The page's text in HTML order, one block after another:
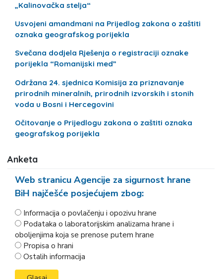
„Kalinovačka stelja“
Usvojeni amandmani na Prijedlog zakona o zaštiti
oznaka geografskog porijekla
Svečana dodjela Rješenja o registraciji oznake
porijekla “Romanijski med”
Održana 24. sjednica Komisija za priznavanje
prirodnih mineralnih, prirodnih izvorskih i stonih
voda u Bosni i Hercegovini
Očitovanje o Prijedlogu zakona o zaštiti oznaka
geografskog porijekla
Anketa
Web stranicu Agencije za sigurnost hrane
BiH najčešće posjećujem zbog:
Informacija o povlačenju i opozivu hrane
Podataka o laboratorijskim analizama hrane i
oboljenjima koja se prenose putem hrane
Propisa o hrani
Ostalih informacija